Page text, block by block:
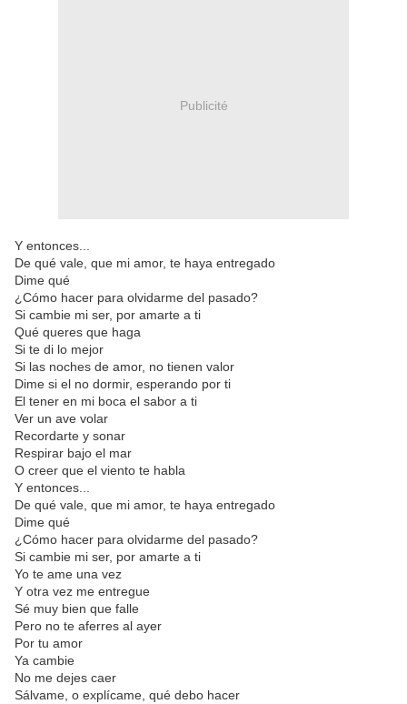
Publicité
Y entonces...
De qué vale, que mi amor, te haya entregado
Dime qué
¿Cómo hacer para olvidarme del pasado?
Si cambie mi ser, por amarte a ti
Qué queres que haga
Si te di lo mejor
Si las noches de amor, no tienen valor
Dime si el no dormir, esperando por ti
El tener en mi boca el sabor a ti
Ver un ave volar
Recordarte y sonar
Respirar bajo el mar
O creer que el viento te habla
Y entonces...
De qué vale, que mi amor, te haya entregado
Dime qué
¿Cómo hacer para olvidarme del pasado?
Si cambie mi ser, por amarte a ti
Yo te ame una vez
Y otra vez me entregue
Sé muy bien que falle
Pero no te aferres al ayer
Por tu amor
Ya cambie
No me dejes caer
Sálvame, o explícame, qué debo hacer